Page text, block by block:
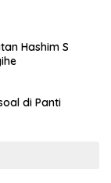
Hashim S
di Panti